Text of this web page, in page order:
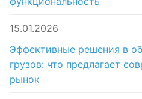
15.01.2026
Эффективные решения в
грузов: что предлагает
рынок